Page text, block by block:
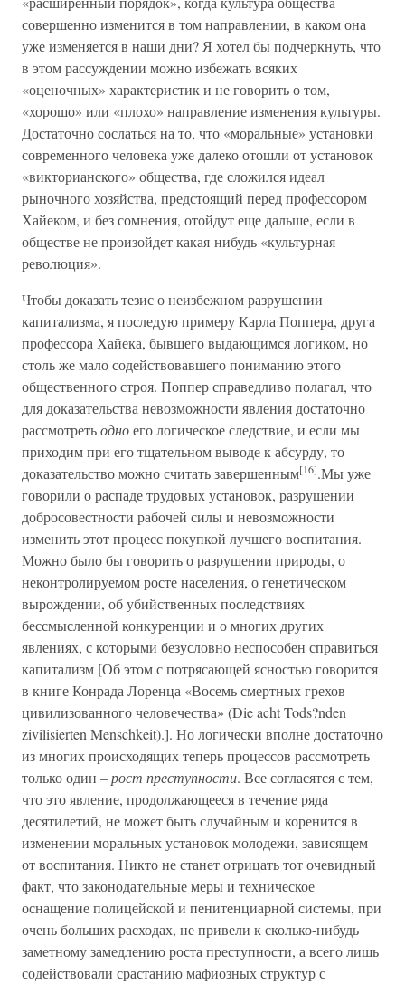
совершенно изменится в том направлении, в каком она
уже изменяется в наши дни? Я хотел бы подчеркнуть, что
в этом рассуждении можно избежать всяких
«оценочных» характеристик и не говорить о том,
«хорошо» или «плохо» направление изменения культуры.
Достаточно сослаться на то, что «моральные» установки
современного человека уже далеко отошли от установок
«викторианского» общества, где сложился идеал
рыночного хозяйства, предстоящий перед профессором
Хайеком, и без сомнения, отойдут еще дальше, если в
обществе не произойдет какая-нибудь «культурная
революция».
Чтобы доказать тезис о неизбежном разрушении
капитализма, я последую примеру Карла Поппера, друга
профессора Хайека, бывшего выдающимся логиком, но
столь же мало содействовавшего пониманию этого
общественного строя. Поппер справедливо полагал, что
для доказательства невозможности явления достаточно
рассмотретьодноего логическое следствие, и если мы
приходим при его тщательном выводе к абсурду, то
доказательство можно считать завершенным[16].Мы уже
говорили о распаде трудовых установок, разрушении
добросовестности рабочей силы и невозможности
изменить этот процесс покупкой лучшего воспитания.
Можно было бы говорить о разрушении природы, о
неконтролируемом росте населения, о генетическом
вырождении, об убийственных последствиях
бессмысленной конкуренции и о многих других
явлениях, с которыми безусловно неспособен справиться
капитализм [Об этом с потрясающей ясностью говорится
в книге Конрада Лоренца «Восемь смертных грехов
цивилизованного человечества» (Die acht Tods?nden
zivilisierten Menschkeit).]. Но логически вполне достаточно
из многих происходящих теперь процессов рассмотреть
только один –рост преступности. Все согласятся с тем,
что это явление, продолжающееся в течение ряда
десятилетий, не может быть случайным и коренится в
изменении моральных установок молодежи, зависящем
от воспитания. Никто не станет отрицать тот очевидный
факт, что законодательные меры и техническое
оснащение полицейской и пенитенциарной системы, при
очень больших расходах, не привели к сколько-нибудь
заметному замедлению роста преступности, а всего лишь
содействовали срастанию мафиозных структур с